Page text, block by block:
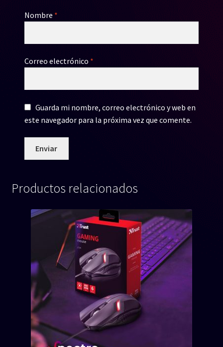
Nombre *
Correo electrónico *
Guarda mi nombre, correo electrónico y web en
este navegador para la próxima vez que comente.
Productos relacionados